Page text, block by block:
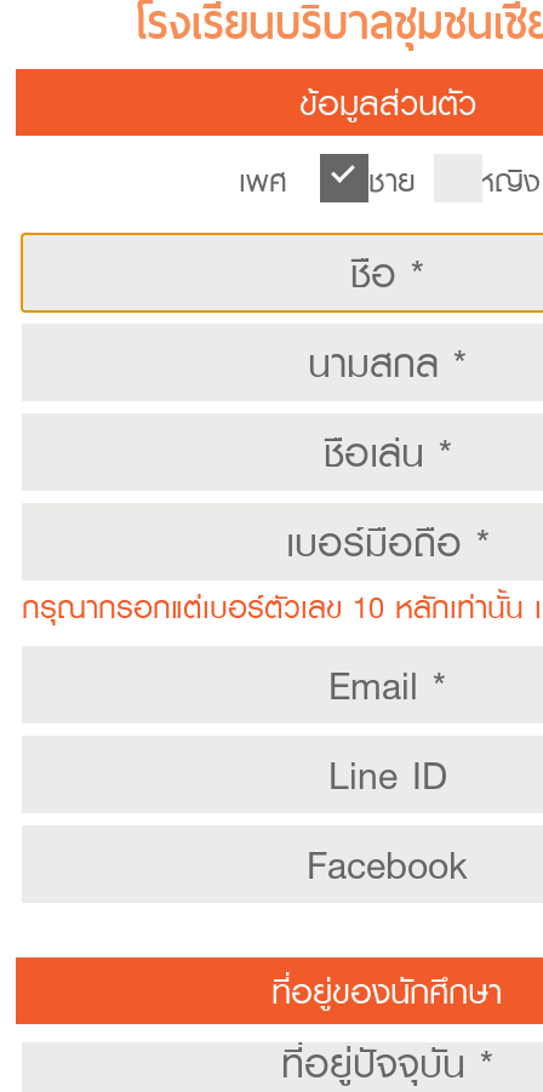
โรงเรียนบริบาลชุมชนเ
ข้อมูลส่วนตัว
เพศ ชาย หญิง
กรุณากรอกแต่เบอร์ตัวเลข 10 หลักเท่านั้น
ที่อยู่ของนักศึกษา